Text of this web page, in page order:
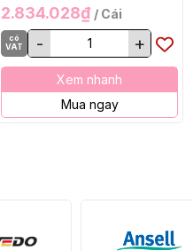
2.834.028₫ / Cái
có
VAT
- +
Xem nhanh
Mua ngay